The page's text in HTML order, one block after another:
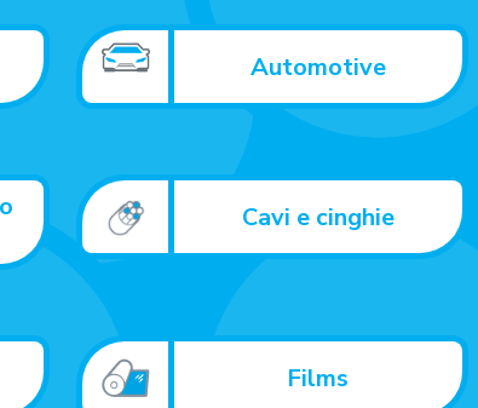
Automotive
Cavi e cinghie
Films